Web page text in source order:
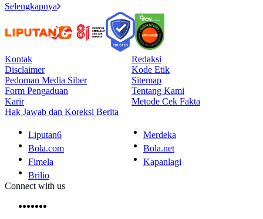
Selengkapnya
Kontak
Redaksi
Disclaimer
Kode Etik
Pedoman Media Siber
Sitemap
Form Pengaduan
Tentang Kami
Karir
Metode Cek Fakta
Hak Jawab dan Koreksi Berita
Liputan6
Merdeka
Bola.com
Bola.net
Fimela
Kapanlagi
Brilio
Connect with us